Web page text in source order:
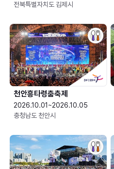
전북특별자치도 김제시
천안흥타령춤축제
2026.10.01~2026.10.05
충청남도 천안시